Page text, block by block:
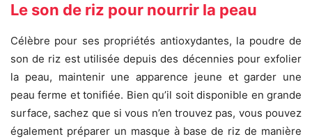
Le son de riz pour nourrir la peau
Célèbre pour ses propriétés antioxydantes, la poudre de
son de riz est utilisée depuis des décennies pour exfolier
la peau, maintenir une apparence jeune et garder une
peau ferme et tonifiée. Bien qu’il soit disponible en grande
surface, sachez que si vous n’en trouvez pas, vous pouvez
également préparer un masque à base de riz de manière